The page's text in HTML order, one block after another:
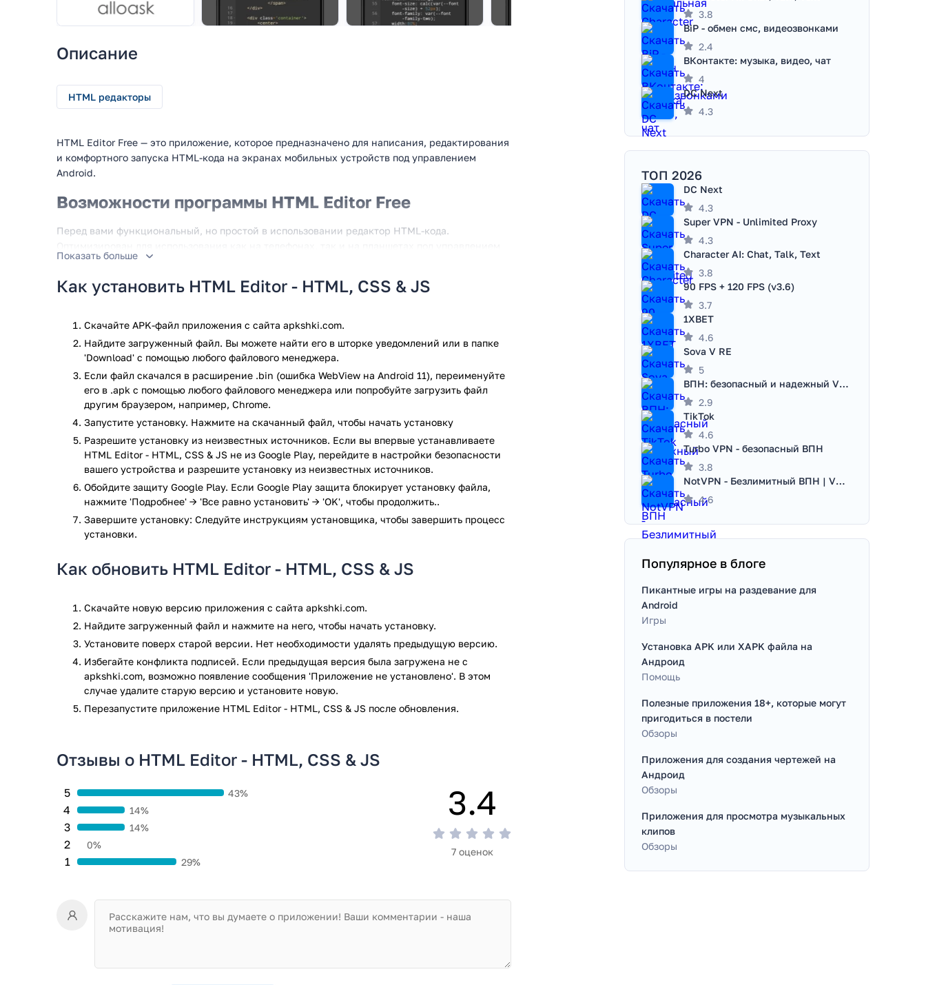
Описание
HTML редакторы
HTML Editor Free — это приложение, которое предназначено для написания, редактирования
и комфортного запуска HTML-кода на экранах мобильных устройств под управлением
Android.
Возможности программы HTML Editor Free
Перед вами функциональный, но простой в использовании редактор HTML-кода.
Андроид и позволяет с удобством писать код любой сложности и любой длины, даже
CSS, JavaScript, JQuery и AJAX. А чтобы проверить результат ваших трудов перед
предварительного просмотра кода.
Особенности приложения:
Поддержка HTML, CSS, JavaScript, AJAX и JQuery.
Отмена и повтор действия.
Поиск и замена.
Исполнение кода, нажатием всего на одну кнопку.
Исполнение кода, даже в режиме оффлайн.
Удобный и чистый интерфейс.
Поддержкасмартфонов и планшетов.
Тёмная тема оформления установлена по умолчанию.
Ищете удобный и функциональный HTML-редактор? Тогда скачайте HTML Editor Free для
Android. С сайта apkshki.com, вы можете загрузить это приложение, совершенно бесплатно.
результате проверки по всем последним сигнатурам заражения файлов не выявлено.
Показать больше
Как установить HTML Editor - HTML, CSS & JS
Скачайте APK-файл приложения с сайта apkshki.com.
Найдите загруженный файл. Вы можете найти его в шторке уведомлений или в папке
'Download' с помощью любого файлового менеджера.
Если файл скачался в расширение .bin (ошибка WebView на Android 11), переименуйте
его в .apk с помощью любого файлового менеджера или попробуйте загрузить файл
другим браузером, например, Chrome.
Запустите установку. Нажмите на скачанный файл, чтобы начать установку
Разрешите установку из неизвестных источников. Если вы впервые устанавливаете
HTML Editor - HTML, CSS & JS не из Google Play, перейдите в настройки безопасности
вашего устройства и разрешите установку из неизвестных источников.
Обойдите защиту Google Play. Если Google Play защита блокирует установку файла,
нажмите 'Подробнее' → 'Все равно установить' → 'OK', чтобы продолжить..
Завершите установку: Следуйте инструкциям установщика, чтобы завершить процесс
установки.
Как обновить HTML Editor - HTML, CSS & JS
Скачайте новую версию приложения с сайта apkshki.com.
Найдите загруженный файл и нажмите на него, чтобы начать установку.
Установите поверх старой версии. Нет необходимости удалять предыдущую версию.
Избегайте конфликта подписей. Если предыдущая версия была загружена не с
apkshki.com, возможно появление сообщения 'Приложение не установлено'. В этом
случае удалите старую версию и установите новую.
Перезапустите приложениe HTML Editor - HTML, CSS & JS после обновления.
Отзывы о HTML Editor - HTML, CSS & JS
1 29%
2 0%
3 14%
4 14%
5 43% 3.4
7 оценок
3.8
BiP - обмен смс, видеозвонками
2.4
ВКонтакте: музыка, видео, чат
4
DC Next
4.3
ТОП 2026
DC Next
4.3
Super VPN - Unlimited Proxy
4.3
Character AI: Chat, Talk, Text
3.8
90 FPS + 120 FPS (v3.6)
3.7
1XBET
4.6
Sova V RE
5
ВПН: безопасный и надежный VPN
2.9
TikTok
4.6
Turbo VPN - безопасный ВПН
3.8
NotVPN - Безлимитный ВПН | VPN
4.6
Популярное в блоге
Пикантные игры на раздевание для
Android
Игры
Установка APK или XAPK файла на
Андроид
Помощь
Полезные приложения 18+, которые могут
пригодиться в постели
Обзоры
Приложения для создания чертежей на
Андроид
Обзоры
Приложения для просмотра музыкальных
клипов
Обзоры